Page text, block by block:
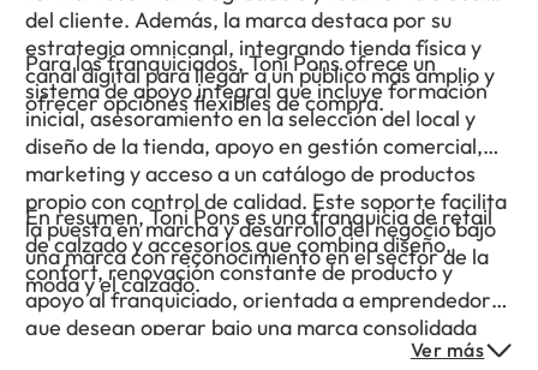
del cliente. Además, la marca destaca por su
estrategia omnicanal, integrando tienda física y
canal digital para llegar a un público más amplio y
ofrecer opciones flexibles de compra.
Para los franquiciados, Toni Pons ofrece un
sistema de apoyo integral que incluye formación
inicial, asesoramiento en la selección del local y
diseño de la tienda, apoyo en gestión comercial,
marketing y acceso a un catálogo de productos
propio con control de calidad. Este soporte facilita
la puesta en marcha y desarrollo del negocio bajo
una marca con reconocimiento en el sector de la
moda y el calzado.
En resumen, Toni Pons es una franquicia de retail
de calzado y accesorios que combina diseño,
confort, renovación constante de producto y
apoyo al franquiciado, orientada a emprendedores
que desean operar bajo una marca consolidada
con una propuesta de moda actual y de calidad.
Ver más